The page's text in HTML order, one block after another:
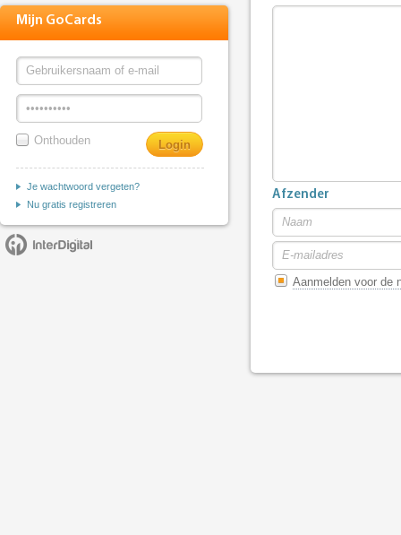
Mijn GoCards
Onthouden
Je wachtwoord vergeten?
Nu gratis registreren
Afzender
Aanmelden voor de